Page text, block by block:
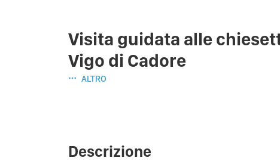
Visita guidata alle
Vigo di Cadore
ALTRO
Descrizione